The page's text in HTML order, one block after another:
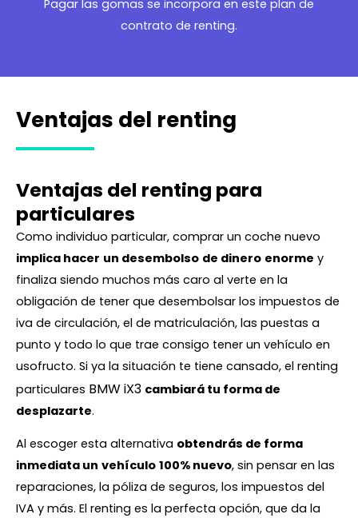
Pagar las gomas se incorpora en este plan de
contrato de renting.
Ventajas del renting
Ventajas del renting para
particulares
Como individuo particular, comprar un coche nuevo
implica hacer un desembolso de dinero enorme y
finaliza siendo muchos más caro al verte en la
obligación de tener que desembolsar los impuestos de
iva de circulación, el de matriculación, las puestas a
punto y todo lo que trae consigo tener un vehículo en
usofructo. Si ya la situación te tiene cansado, el renting
particulares BMW iX3 cambiará tu forma de
desplazarte.
Al escoger esta alternativa obtendrás de forma
inmediata un vehículo 100% nuevo, sin pensar en las
reparaciones, la póliza de seguros, los impuestos del
IVA y más. El renting es la perfecta opción, que da la